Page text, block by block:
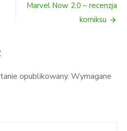
Marvel Now 2.0 – recenzja
komiksu
opublikowany. Wymagane